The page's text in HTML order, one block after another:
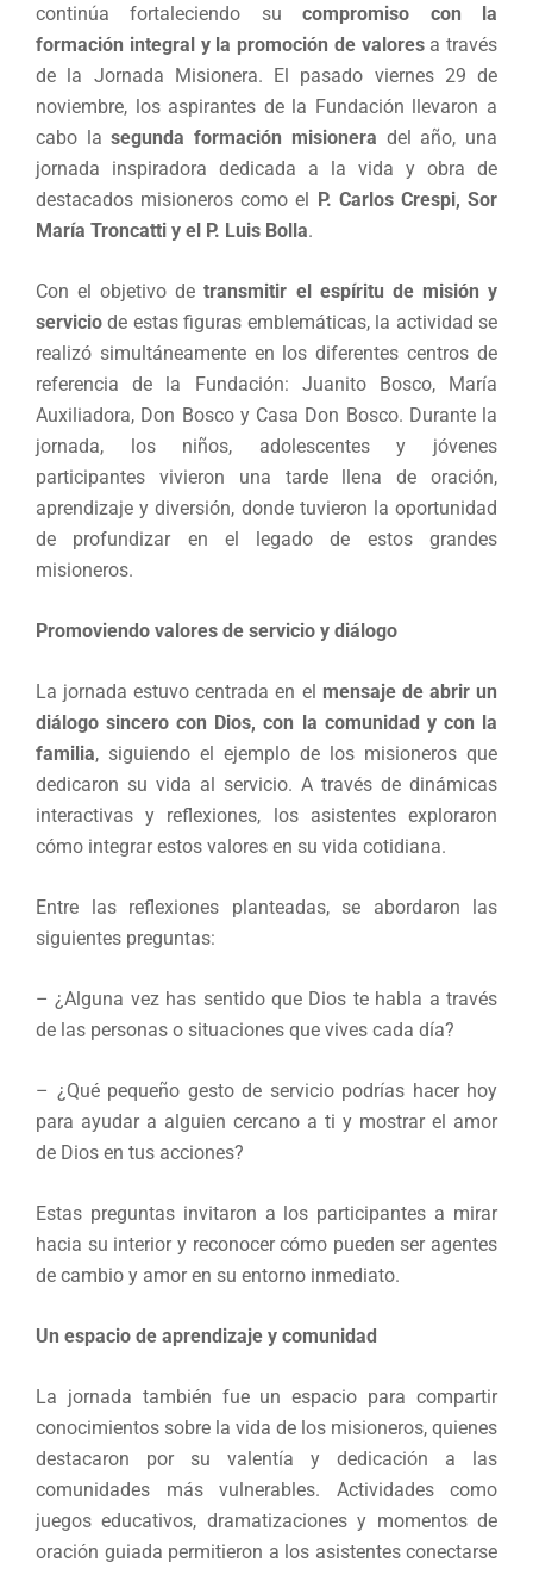
continúa fortaleciendo sucompromiso con la
formación integral y la promoción de valoresa través
de la Jornada Misionera. El pasado viernes 29 de
noviembre, los aspirantes de la Fundación llevaron a
cabo lasegunda formación misionera del año, una
jornada inspiradora dedicada a la vida y obra de
destacados misioneros como el P. Carlos Crespi, Sor
María Troncatti y el P. Luis Bolla.
Con el objetivo detransmitir el espíritu de misión y
servicio de estas figuras emblemáticas, la actividad se
realizó simultáneamente en los diferentes centros de
referencia de la Fundación: Juanito Bosco, María
Auxiliadora, Don Bosco y Casa Don Bosco. Durante la
jornada, los niños, adolescentes y jóvenes
participantes vivieron una tarde llena de oración,
aprendizaje y diversión, donde tuvieron la oportunidad
de profundizar en el legado de estos grandes
misioneros.
Promoviendo valores de servicio y diálogo
La jornada estuvo centrada en el mensaje de abrir un
diálogo sincero con Dios, con la comunidad y con la
familia, siguiendo el ejemplo de los misioneros que
dedicaron su vida al servicio. A través de dinámicas
interactivas y reflexiones, los asistentes exploraron
cómo integrar estos valores en su vida cotidiana.
Entre las reflexiones planteadas, se abordaron las
siguientes preguntas:
– ¿Alguna vez has sentido que Dios te habla a través
de las personas o situaciones que vives cada día?
– ¿Qué pequeño gesto de servicio podrías hacer hoy
para ayudar a alguien cercano a ti y mostrar el amor
de Dios en tus acciones?
Estas preguntas invitaron a los participantes a mirar
hacia su interior y reconocer cómo pueden ser agentes
de cambio y amor en su entorno inmediato.
Un espacio de aprendizaje y comunidad
La jornada también fue un espacio para compartir
conocimientos sobre la vida de los misioneros, quienes
destacaron por su valentía y dedicación a las
comunidades más vulnerables. Actividades como
juegos educativos, dramatizaciones y momentos de
oración guiada permitieron a los asistentes conectarse